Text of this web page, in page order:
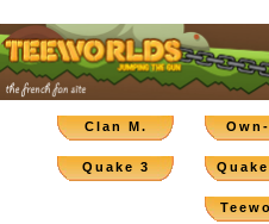
Clan M.
Quake 3